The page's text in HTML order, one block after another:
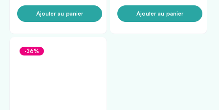
Ajouter au panier Ajouter au panier
-36%